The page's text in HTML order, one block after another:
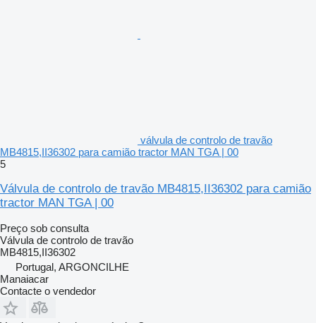
válvula de controlo de travão
MB4815,II36302 para camião tractor MAN TGA | 00
5
Válvula de controlo de travão MB4815,II36302 para camião
tractor MAN TGA | 00
Preço sob consulta
Válvula de controlo de travão
MB4815,II36302
Portugal, ARGONCILHE
Manaiacar
Contacte o vendedor